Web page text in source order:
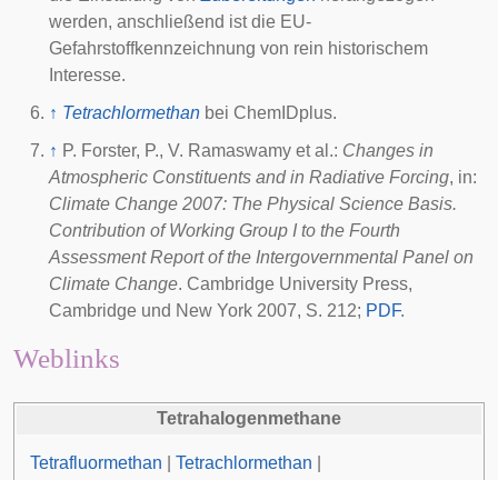
werden, anschließend ist die EU-
Gefahrstoffkennzeichnung von rein historischem
Interesse.
↑ Tetrachlormethan bei ChemIDplus.
↑ P. Forster, P., V. Ramaswamy et al.: Changes in
Atmospheric Constituents and in Radiative Forcing, in:
Climate Change 2007: The Physical Science Basis.
Contribution of Working Group I to the Fourth
Assessment Report of the Intergovernmental Panel on
Climate Change. Cambridge University Press,
Cambridge und New York 2007, S. 212; PDF.
Weblinks
Tetrahalogenmethane
Tetrafluormethan Tetrachlormethan